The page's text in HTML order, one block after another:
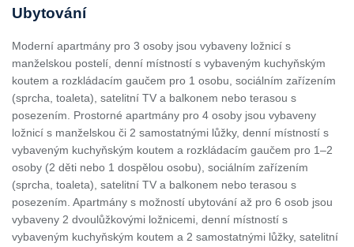
Ubytování
Moderní apartmány pro 3 osoby jsou vybaveny ložnicí s
manželskou postelí, denní místností s vybaveným kuchyňským
koutem a rozkládacím gaučem pro 1 osobu, sociálním zařízením
(sprcha, toaleta), satelitní TV a balkonem nebo terasou s
posezením. Prostorné apartmány pro 4 osoby jsou vybaveny
ložnicí s manželskou či 2 samostatnými lůžky, denní místností s
vybaveným kuchyňským koutem a rozkládacím gaučem pro 1–2
osoby (2 děti nebo 1 dospělou osobu), sociálním zařízením
(sprcha, toaleta), satelitní TV a balkonem nebo terasou s
posezením. Apartmány s možností ubytování až pro 6 osob jsou
vybaveny 2 dvoulůžkovými ložnicemi, denní místností s
vybaveným kuchyňským koutem a 2 samostatnými lůžky, satelitní